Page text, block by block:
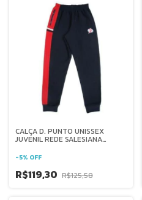
CALÇA D. PUNTO UNISSEX
JUVENIL REDE SALESIANA
-5% OFF
R$119,30 R$125,58